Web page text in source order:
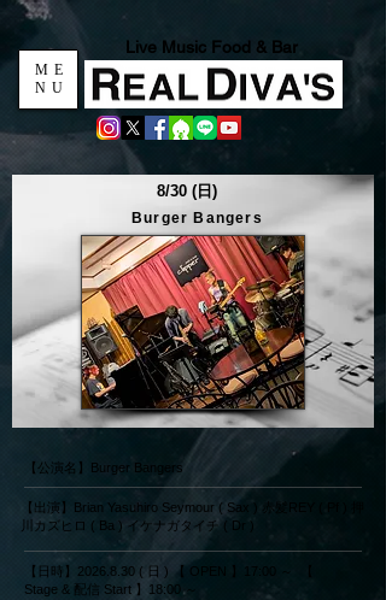
ME
NU
Live Music Food & Bar
8/30 (日)
Burger Bangers
【公演名】Burger Bangers
【出演】Brian Yasuhiro Seymour ( Sax ) 赤髪REY ( Pf ) 押
川カズヒロ ( Ba ) イケナガタイチ ( Dr )
【日時】2026.8.30 ( 日 ) 【 OPEN 】17:00 ～ 【
Stage & 配信 Start 】18:00 ～